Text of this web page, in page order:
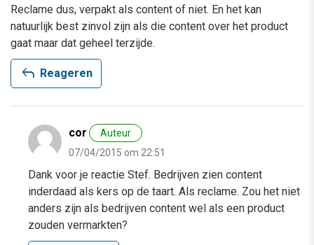
Reclame dus, verpakt als content of niet. En het kan
natuurlijk best zinvol zijn als die content over het product
gaat maar dat geheel terzijde.
reply Reageren
cor
Auteur
07/04/2015 om 22:51
Dank voor je reactie Stef. Bedrijven zien content
inderdaad als kers op de taart. Als reclame. Zou het niet
anders zijn als bedrijven content wel als een product
zouden vermarkten?